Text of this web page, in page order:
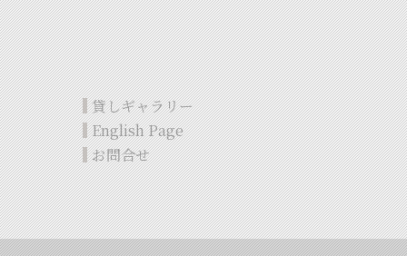
貸しギャラリー
English Page
お問合せ